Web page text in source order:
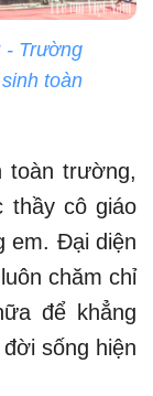
- Trường
toàn
toàn trường,
thầy cô giáo
em. Đại diện
chăm chỉ
để khẳng
sống hiện